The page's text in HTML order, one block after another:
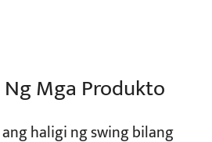
Mga Produkto
haligi ng swing bilang